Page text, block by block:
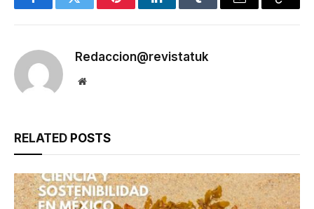
FacebookTwitter PinterestLinkedInTumblr Email
Copy
Redaccion@revistatuk
Website
RELATED POSTS